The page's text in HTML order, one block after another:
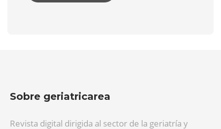
Sobre geriatricarea
Revista digital dirigida al sector de la geriatría y